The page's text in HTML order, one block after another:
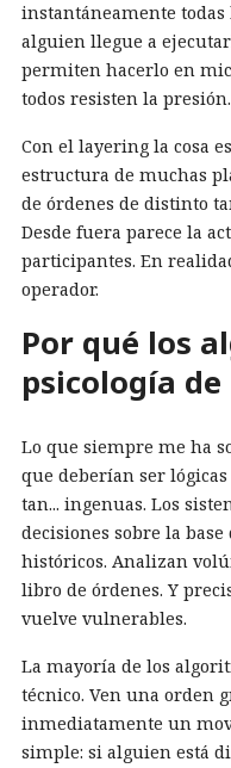
instantáneamente todas
alguien llegue a
permiten hacerlo en
todos resisten la presión.
Con el layering la cosa
estructura de muchas
de órdenes de distinto
Desde fuera parece la
participantes. En
operador.
Por qué los
psicología
Lo que siempre me ha
que deberían ser
tan... ingenuas. Los
decisiones sobre la
históricos. Analizan
libro de órdenes. Y
vuelve vulnerables.
La mayoría de los
técnico. Ven una orden
inmediatamente un
simple: si alguien está